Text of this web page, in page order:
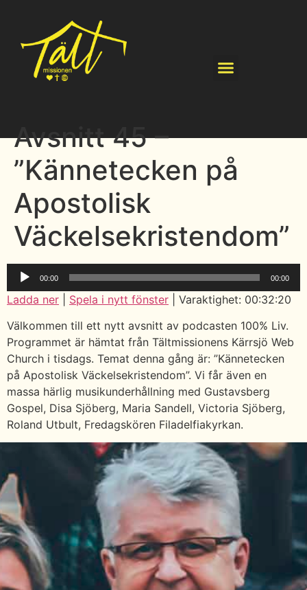
Avsnitt 45 –
”Kännetecken på
Apostolisk
Väckelsekristendom”
Ljudspelare
00:00 00:00
Ladda ner Spela i nytt fönster
Varaktighet: 00:32:20
Välkommen till ett nytt avsnitt av podcasten 100% Liv.
Programmet är hämtat från Tältmissionens Kärrsjö Web
Church i tisdags. Temat denna gång är: ”Kännetecken
på Apostolisk Väckelsekristendom”. Vi får även en
massa härlig musikunderhållning med Gustavsberg
Gospel, Disa Sjöberg, Maria Sandell, Victoria Sjöberg,
Roland Utbult, Fredagskören Filadelfiakyrkan.